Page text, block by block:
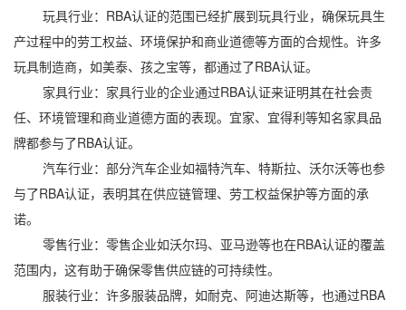
玩具行业：RBA认证的范围已经扩展到玩具行业，确保玩具生
产过程中的劳工权益、环境保护和商业道德等方面的合规性。许多
玩具制造商，如美泰、孩之宝等，都通过了RBA认证。
家具行业：家具行业的企业通过RBA认证来证明其在社会责
任、环境管理和商业道德方面的表现。宜家、宜得利等知名家具品
牌都参与了RBA认证。
汽车行业：部分汽车企业如福特汽车、特斯拉、沃尔沃等也参
与了RBA认证，表明其在供应链管理、劳工权益保护等方面的承
诺。
零售行业：零售企业如沃尔玛、亚马逊等也在RBA认证的覆盖
范围内，这有助于确保零售供应链的可持续性。
服装行业：许多服装品牌，如耐克、阿迪达斯等，也通过RBA